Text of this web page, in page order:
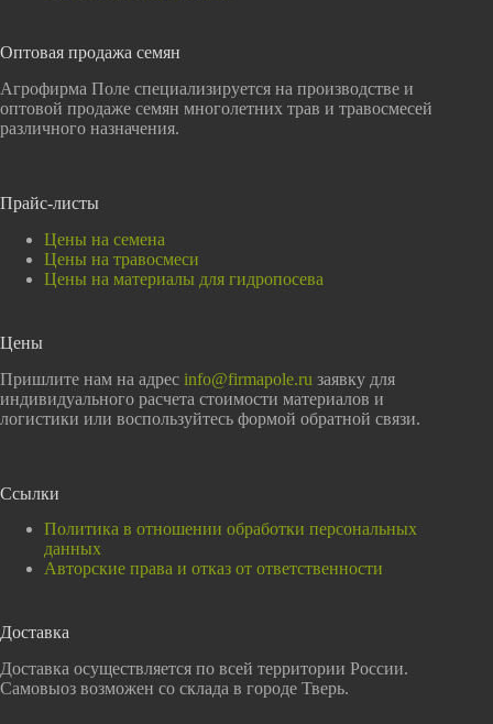
Оптовая продажа семян
Агрофирма Поле специализируется на производстве и
оптовой продаже семян многолетних трав и травосмесей
различного назначения.
Прайс-листы
Цены на семена
Цены на травосмеси
Цены на материалы для гидропосева
Цены
Пришлите нам на адрес info@firmapole.ru заявку для
индивидуального расчета стоимости материалов и
логистики или воспользуйтесь формой обратной связи.
Ссылки
Политика в отношении обработки персональных
данных
Авторские права и отказ от ответственности
Доставка
Доставка осуществляется по всей территории России.
Самовыоз возможен со склада в городе Тверь.